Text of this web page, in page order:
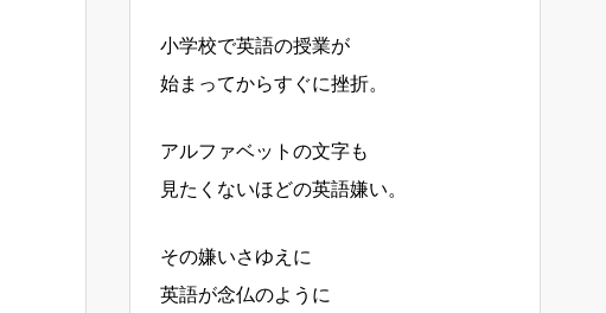
小学校で英語の授業が
始まってからすぐに挫折。
アルファベットの文字も
見たくないほどの英語嫌い。
その嫌いさゆえに
英語が念仏のように